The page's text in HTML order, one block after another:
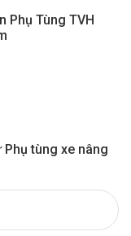
Phụ Tùng TVH
tùng xe nâng